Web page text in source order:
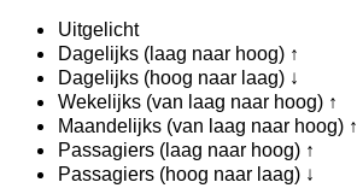
Uitgelicht
Dagelijks (laag naar hoog) ↑
Dagelijks (hoog naar laag) ↓
Wekelijks (van laag naar hoog) ↑
Maandelijks (van laag naar hoog) ↑
Passagiers (laag naar hoog) ↑
Passagiers (hoog naar laag) ↓